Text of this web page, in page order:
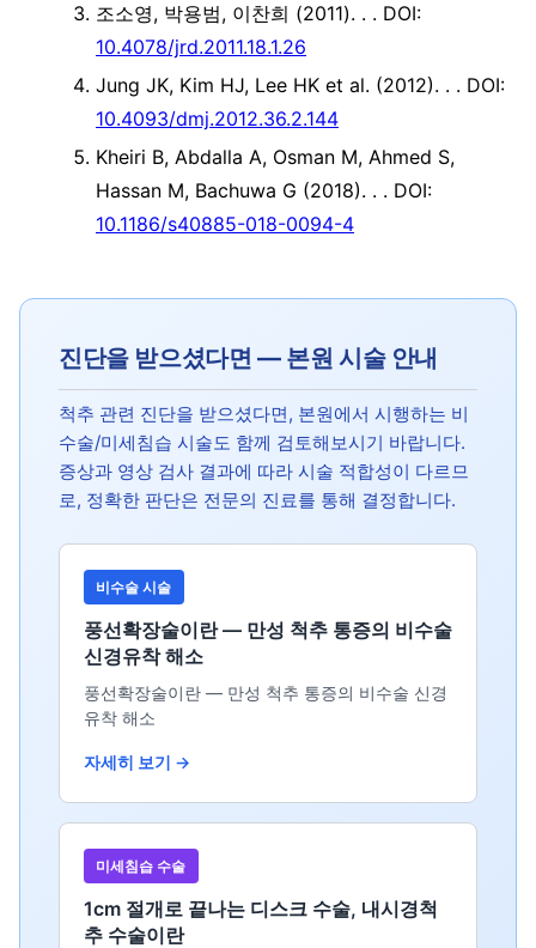
조소영, 박용범, 이찬희 (2011). . . DOI:
10.4078/jrd.2011.18.1.26
Jung JK, Kim HJ, Lee HK et al. (2012). . . DOI:
10.4093/dmj.2012.36.2.144
Kheiri B, Abdalla A, Osman M, Ahmed S,
Hassan M, Bachuwa G (2018). . . DOI:
10.1186/s40885-018-0094-4
진단을 받으셨다면 — 본원 시술 안내
척추 관련 진단을 받으셨다면, 본원에서 시행하는 비
수술/미세침습 시술도 함께 검토해보시기 바랍니다.
증상과 영상 검사 결과에 따라 시술 적합성이 다르므
로, 정확한 판단은 전문의 진료를 통해 결정합니다.
비수술 시술
풍선확장술이란 — 만성 척추 통증의 비수술
신경유착 해소
풍선확장술이란 — 만성 척추 통증의 비수술 신경
유착 해소
자세히 보기 →
미세침습 수술
1cm 절개로 끝나는 디스크 수술, 내시경척
추 수술이란